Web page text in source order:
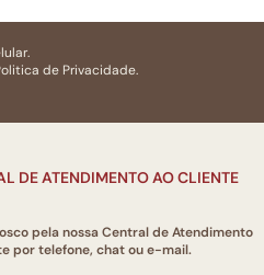
de Privacidade.
DE ATENDIMENTO AO CLIENTE
pela nossa Central de Atendimento
por telefone, chat ou e-mail.